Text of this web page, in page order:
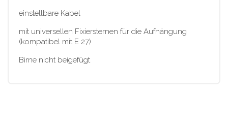
einstellbare Kabel
mit universellen Fixiersternen für die Aufhängung
(kompatibel mit E 27)
Birne nicht beigefügt